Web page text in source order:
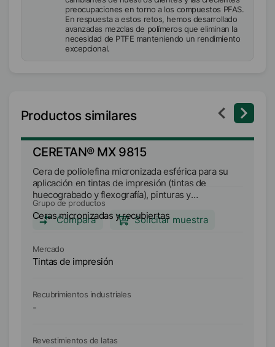
preocupaciones en torno a los compuestos PFAS.
En respuesta a estos retos, hemos desarrollado
avanzadas mezclas de polímeros que eliminan la
necesidad de PTFE manteniendo un rendimiento
excepcional.
Productos similares
CERETAN® MX 9815
Cera de poliolefina micronizada esférica para su
aplicación en tintas de impresión (tintas de
huecograbado y flexografía), pinturas y
revestimientos (para revestimientos en polvo, de
latas, de muebles, de parqué e industriales) y
Compara Solicitar muestra
Grupo de productos
Ceras micronizadas y recubiertas
Mercado
Tintas de impresión
Recubrimientos industriales
-
Revestimientos de latas